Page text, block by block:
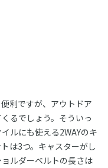
利ですが、アウトドア
るでしょう。そういっ
ルにも使える2WAYのキ
は3つ。キャスターがし
ルダーベルトの長さは